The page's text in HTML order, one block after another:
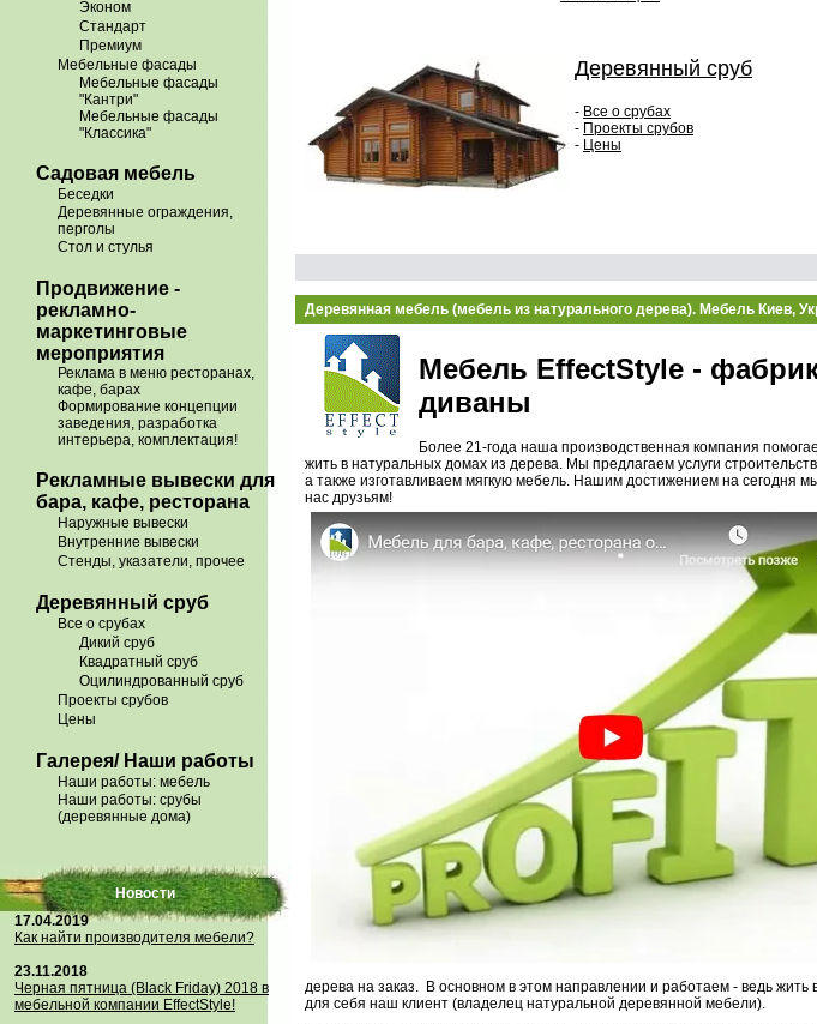
Эконом
Стандарт
Премиум
Мебельные фасады
Мебельные фасады
"Кантри"
Мебельные фасады
"Классика"
Садовая мебель
Беседки
Деревянные ограждения,
перголы
Стол и стулья
Продвижение -
рекламно-
маркетинговые
мероприятия
Реклама в меню ресторанах,
кафе, барах
Формирование концепции
заведения, разработка
интерьера, комплектация!
Рекламные вывески для
бара, кафе, ресторана
Наружные вывески
Внутренние вывески
Стенды, указатели, прочее
Деревянный сруб
Все о срубах
Дикий сруб
Квадратный сруб
Оцилиндрованный сруб
Проекты срубов
Цены
Галерея/ Наши работы
Наши работы: мебель
Наши работы: срубы
(деревянные дома)
Новости
17.04.2019
Как найти производителя мебели?
23.11.2018
Черная пятница (Black Friday) 2018 в
мебельной компании EffectStyle!
Деревянный сруб
- Все о срубах
- Проекты срубов
- Цены
Деревянная мебель (мебель из натурального дерева). Мебель Киев,
Мебель EffectStyle -
диваны
Более 21-года наша производственная компания
жить в натуральных домах из дерева. Мы предлагаем услуги
а также изготавливаем мягкую мебель. Нашим достижением на сегодня
нас друзьям!
дерева на заказ. В основном в этом направлении и работаем - ведь
для себя наш клиент (владелец натуральной деревянной мебели).